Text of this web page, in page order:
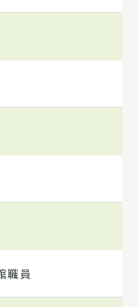
職員